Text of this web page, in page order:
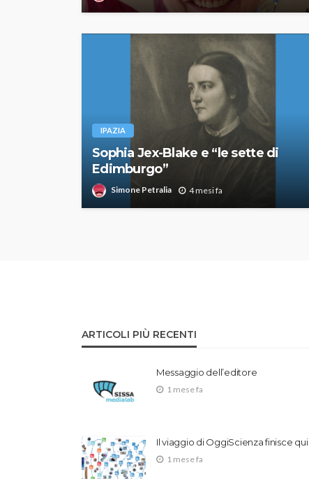
IPAZIA
Sophia Jex-Blake e “le sette di
Edimburgo”
Simone Petralia 4 mesi fa
ARTICOLI PIÙ RECENTI
Messaggio dell’editore
1 mese fa
Il viaggio di OggiScienza finisce qui
1 mese fa